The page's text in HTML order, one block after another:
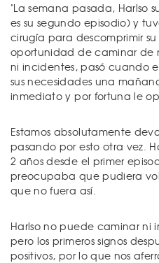
"La semana pasada, Harlso
es su segundo episodio) y
cirugía para descomprimir
oportunidad de caminar de
ni incidentes, pasó cuando
sus necesidades una
inmediato y por fortuna le
Estamos absolutamente
pasando por esto otra vez.
2 años desde el primer
preocupaba que pudiera
que no fuera así.
Harlso no puede caminar ni
pero los primeros signos
positivos, por lo que nos